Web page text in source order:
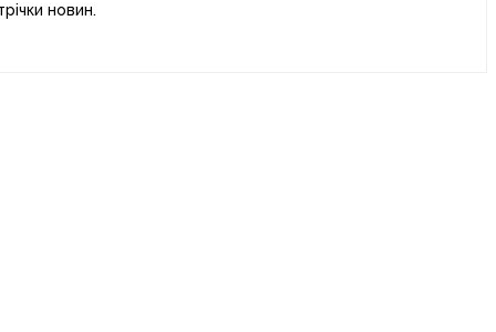
новин.